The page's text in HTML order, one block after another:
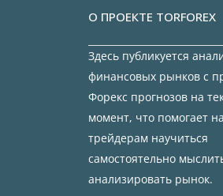
О ПРОЕКТЕ TORFOREX
Здесь публикуется
финансовых рынков с
Форекс прогнозов на
момент, что помогает
трейдерам научиться
самостоятельно
анализировать рынок.